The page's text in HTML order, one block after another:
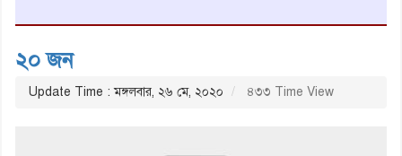
২০ জন
Update Time : মঙ্গলবার, ২৬ মে, ২০২০ ৪৩৩ Time View